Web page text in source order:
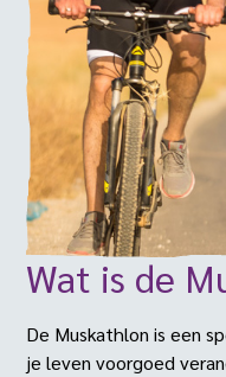
Wat is de
De Muskathlon is een
je leven voorgoed